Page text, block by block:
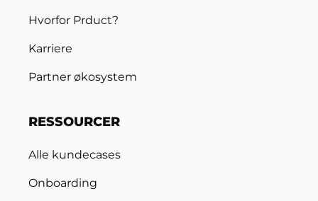
Hvorfor Prduct?
Karriere
Partner økosystem
RESSOURCER
Alle kundecases
Onboarding